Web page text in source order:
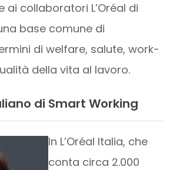
ai collaboratori L’Oréal di
base comune di
di welfare, salute, work-
della vita al lavoro.
di Smart Working
In L’Oréal Italia, che
conta circa 2.000